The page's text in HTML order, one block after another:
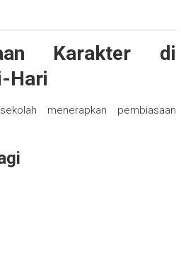
Karakter di
Hari
menerapkan pembiasaan